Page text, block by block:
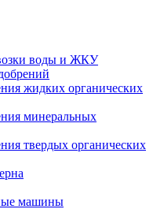
воды и ЖКУ
жидких органических
минеральных
твердых органических
машины